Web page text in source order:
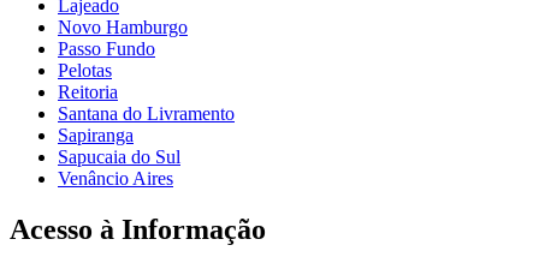
Lajeado
Novo Hamburgo
Passo Fundo
Pelotas
Reitoria
Santana do Livramento
Sapiranga
Sapucaia do Sul
Venâncio Aires
Acesso à Informação